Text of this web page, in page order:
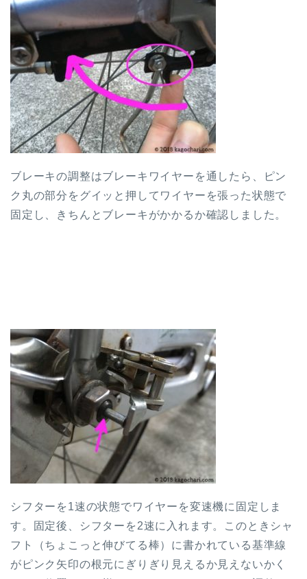
ブレーキの調整はブレーキワイヤーを通したら、ピン
ク丸の部分をグイッと押してワイヤーを張った状態で
固定し、きちんとブレーキがかかるか確認しました。
シフターを1速の状態でワイヤーを変速機に固定しま
す。固定後、シフターを2速に入れます。このときシャ
フト（ちょこっと伸びてる棒）に書かれている基準線
がピンク矢印の根元にぎりぎり見えるか見えないかく